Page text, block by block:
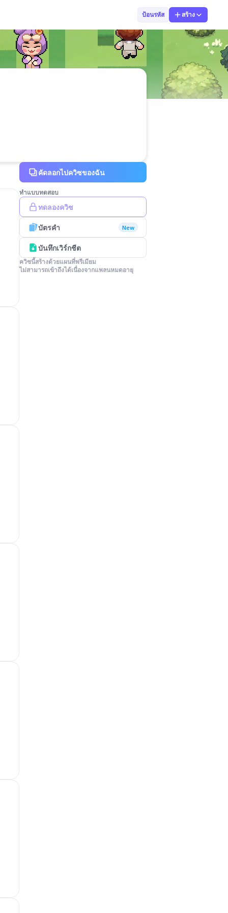
ป้อนรหัส สร้าง
คัดลอกไปควิซของฉัน
ทำแบบทดสอบ
ทดลองควิซ
บัตรคำ New
บันทึกเวิร์กชีต
ควิซนี้สร้างด้วยแผนที่พรีเมียม
ไม่สามารถเข้าถึงได้เนื่องจากแพลนหมดอายุ